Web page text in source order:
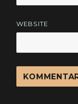
WEBSITE